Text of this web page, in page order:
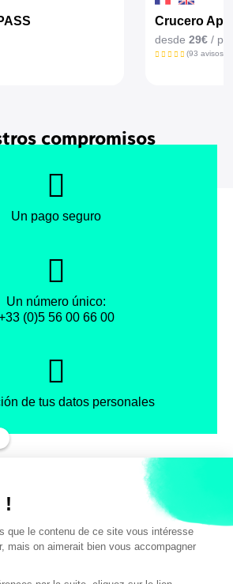
Crucero
desde29€ /
(93 avisos)
compromisos
Un pago seguro
Un número único:
(0)5 56 00 66 00
de tus datos personales
Generales de Venta